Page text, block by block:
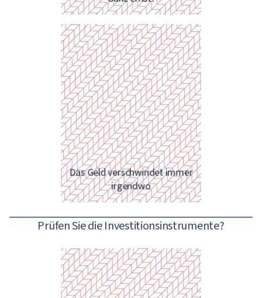
Und das ist richtig so! Wir drücken
Ihnen die Daumen.
Das Geld verschwindet immer
irgendwo
Prüfen Sie die Investitionsinstrumente?